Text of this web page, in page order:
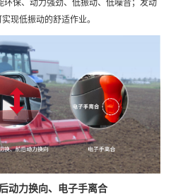
保、动力强劲、低振动、低噪音；发动
现低振动的舒适作业。
动力换向、电子手离合